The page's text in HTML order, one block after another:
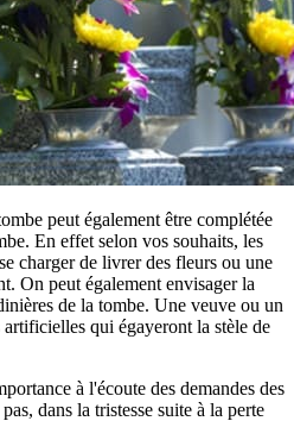
peut également être complétée
En effet selon vos souhaits, les
charger de livrer des fleurs ou une
On peut également envisager la
de la tombe. Une veuve ou un
qui égayeront la stèle de
à l'écoute des demandes des
dans la tristesse suite à la perte